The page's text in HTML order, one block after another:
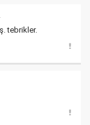
tebrikler.